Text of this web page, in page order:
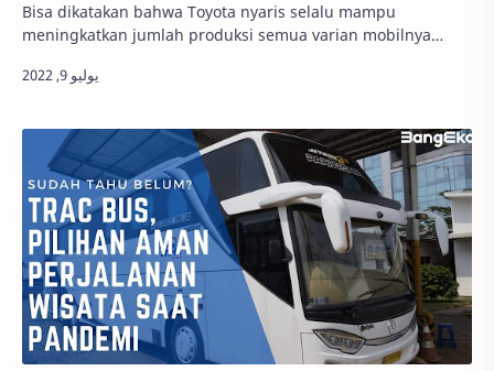
Bisa dikatakan bahwa Toyota nyaris selalu mampu
meningkatkan jumlah produksi semua varian mobilnya